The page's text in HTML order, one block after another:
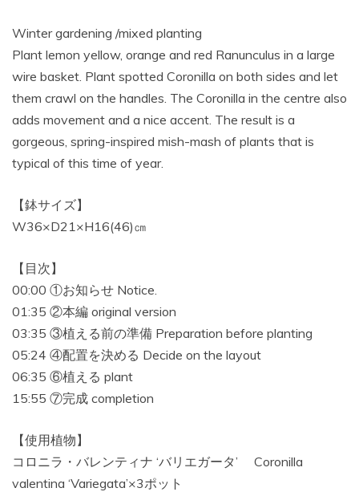
Winter gardening /mixed planting
Plant lemon yellow, orange and red Ranunculus in a large
wire basket. Plant spotted Coronilla on both sides and let
them crawl on the handles. The Coronilla in the centre also
adds movement and a nice accent. The result is a
gorgeous, spring-inspired mish-mash of plants that is
typical of this time of year.
【鉢サイズ】
W36×D21×H16(46)㎝
【目次】
00:00 ①お知らせ Notice.
01:35 ②本編 original version
03:35 ③植える前の準備 Preparation before planting
05:24 ④配置を決める Decide on the layout
06:35 ⑥植える plant
15:55 ⑦完成 completion
【使用植物】
コロニラ・バレンティナ ‘バリエガータ’ Coronilla
valentina ‘Variegata’×3ポット